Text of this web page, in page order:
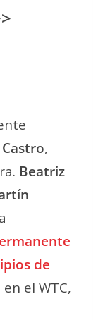
,
Beatriz
de
el WTC,